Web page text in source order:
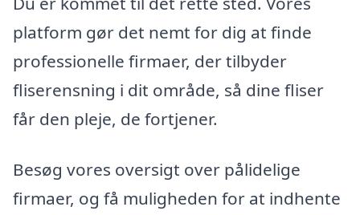
platform gør det nemt for dig at finde
professionelle firmaer, der tilbyder
fliserensning i dit område, så dine fliser
får den pleje, de fortjener.
Besøg vores oversigt over pålidelige
firmaer, og få muligheden for at indhente